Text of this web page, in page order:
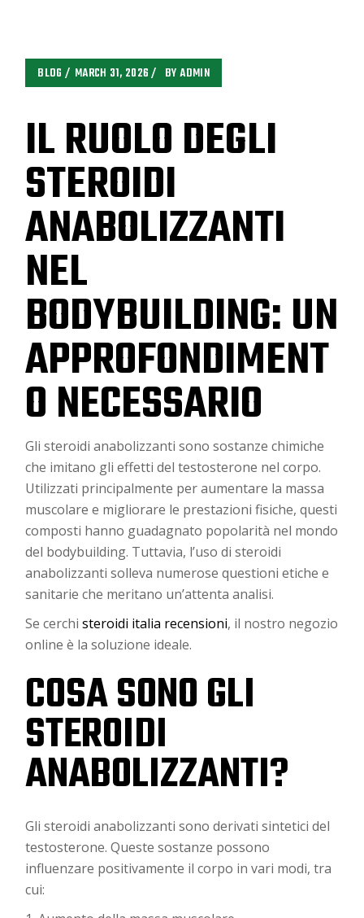
BLOG MARCH 31, 2026 BYADMIN
IL RUOLO DEGLI
STEROIDI
ANABOLIZZANTI
NEL
BODYBUILDING: UN
APPROFONDIMENT
O NECESSARIO
Gli steroidi anabolizzanti sono sostanze chimiche
che imitano gli effetti del testosterone nel corpo.
Utilizzati principalmente per aumentare la massa
muscolare e migliorare le prestazioni fisiche, questi
composti hanno guadagnato popolarità nel mondo
del bodybuilding. Tuttavia, l’uso di steroidi
anabolizzanti solleva numerose questioni etiche e
sanitarie che meritano un’attenta analisi.
Se cerchisteroidi italia recensioni, il nostro negozio
online è la soluzione ideale.
COSA SONO GLI
STEROIDI
ANABOLIZZANTI?
Gli steroidi anabolizzanti sono derivati sintetici del
testosterone. Queste sostanze possono
influenzare positivamente il corpo in vari modi, tra
cui: